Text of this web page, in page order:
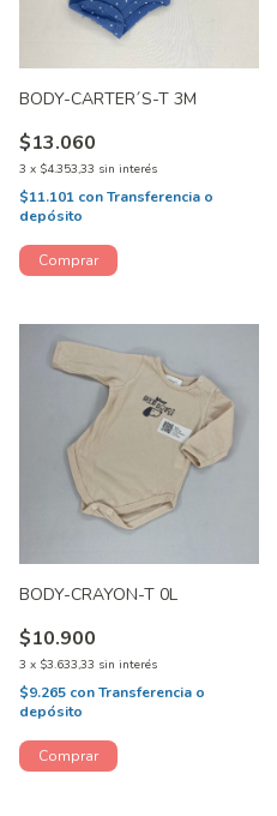
BODY-CARTER´S-T 3M
$13.060
3 x $4.353,33 sin interés
$11.101 conTransferencia o
depósito
BODY-CRAYON-T 0L
$10.900
3 x $3.633,33 sin interés
$9.265 conTransferencia o
depósito